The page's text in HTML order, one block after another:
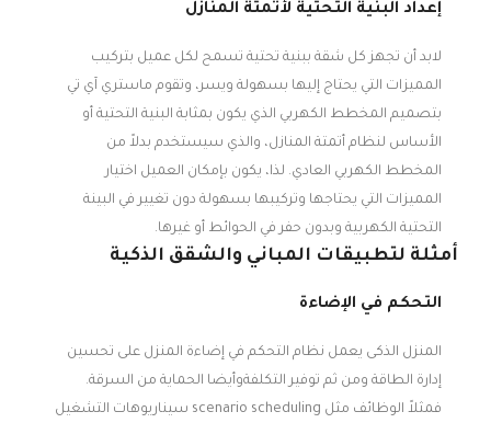
إعداد البنية التحتية لأتمتة المنازل
لابد أن تجهز كل شقة ببنية تحتية تسمح لكل عميل بتركيب
المميزات التي يحتاج إليها بسهولة ويسر، وتقوم ماستري آي تي
بتصميم المخطط الكهربي الذي يكون بمثابة البنية التحتية أو
الأساس لنظام أتمتة المنازل، والذي سيستخدم بدلاً من
المخطط الكهربي العادي. لذا، يكون بإمكان العميل اختيار
المميزات التي يحتاجها وتركيبها بسهولة دون تغيير في البينة
التحتية الكهربية وبدون حفر في الحوائط أو غيرها.
أمثلة لتطبيقات المباني والشقق الذكية
التحكم في الإضاءة
المنزل الذكى يعمل نظام التحكم في إضاءة المنزل على تحسين
إدارة الطاقة ومن ثم توفير التكلفةوأيضا الحماية من السرقة.
فمثلاً الوظائف مثل scenario scheduling سيناريوهات التشغيل